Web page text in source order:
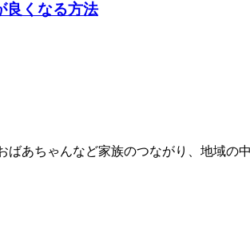
良くなる方法
あちゃんなど家族のつながり、地域の